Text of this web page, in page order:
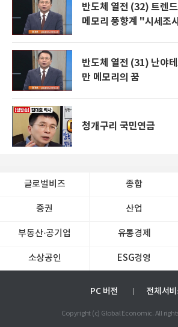
반도체 열전 (32) 트렌
메모리 풍향계 "시세조
반도체 열전 (31) 난야
만 메모리의 꿈
청개구리 국민연금
글로벌비즈 종합
증권 산업
부동산·공기업 유통경제
소상공인 ESG경영
PC 버전 전체서
Copyright (c) Global Economic. All